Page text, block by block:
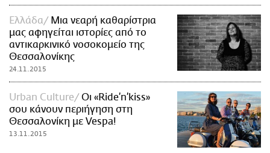
Ελλάδα
Μια νεαρή καθαρίστρια
μας αφηγείται ιστορίες από το
αντικαρκινικό νοσοκομείο της
Θεσσαλονίκης
24.11.2015
Urban Culture
Οι «Ride’n’kiss»
σου κάνουν περιήγηση στη
Θεσσαλονίκη με Vespa!
13.11.2015